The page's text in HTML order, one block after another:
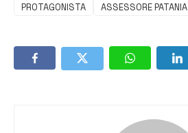
PROTAGONISTA
ASSESSORE PATANIA